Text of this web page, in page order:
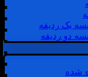
یک ردیفه
دو ردیفه
شده